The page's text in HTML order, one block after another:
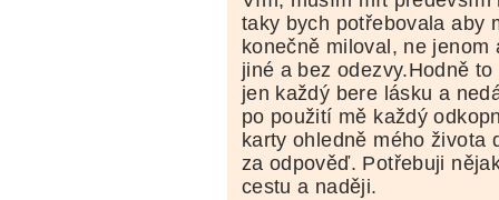
taky bych potřebovala aby
konečně miloval, ne jenom
jiné a bez odezvy.Hodně
jen každý bere lásku a
po použití mě každý
karty ohledně mého života
za odpověď. Potřebuji
cestu a naději.